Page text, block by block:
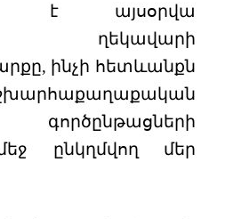
է այսօրվա
ղեկավարի
ինչի հետևանքն
ընկղմվող մեր